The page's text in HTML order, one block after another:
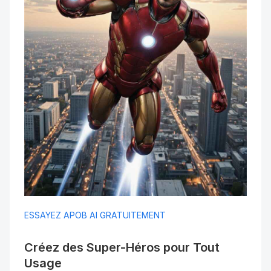
ESSAYEZ APOB AI GRATUITEMENT
Créez des Super-Héros pour Tout
Usage